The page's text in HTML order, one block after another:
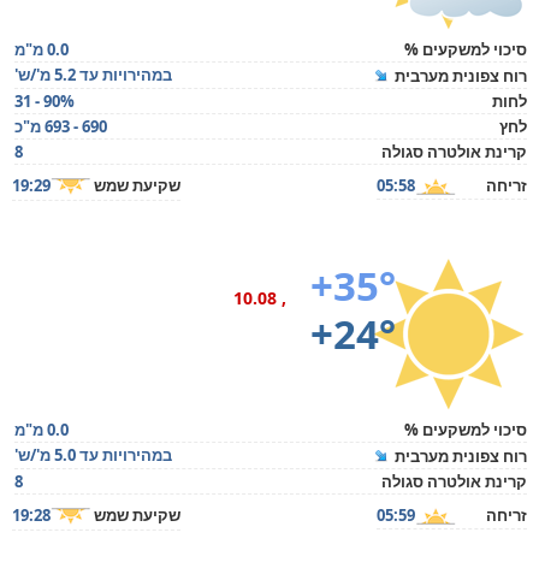
סיכוי למשקעים %
0.0 מ"מ
רוח צפונית מערבית
במהירויות עד 5.2 מ'/ש'
לחות
31 - 90%
לחץ
690 - 693 מ"כ
קרינת אולטרה סגולה
8
זריחה
05:58 שקיעת שמש 19:29
+35°
+24°
, 10.08
סיכוי למשקעים %
0.0 מ"מ
רוח צפונית מערבית
במהירויות עד 5.0 מ'/ש'
קרינת אולטרה סגולה
8
זריחה
05:59 שקיעת שמש 19:28